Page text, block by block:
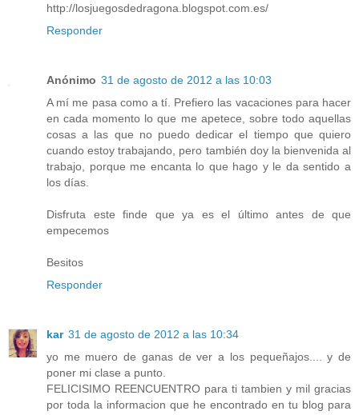
http://losjuegosdedragona.blogspot.com.es/
Responder
Anónimo 31 de agosto de 2012 a las 10:03
A mí me pasa como a tí. Prefiero las vacaciones para hacer
en cada momento lo que me apetece, sobre todo aquellas
cosas a las que no puedo dedicar el tiempo que quiero
cuando estoy trabajando, pero también doy la bienvenida al
trabajo, porque me encanta lo que hago y le da sentido a
los días.
Disfruta este finde que ya es el último antes de que
empecemos
Besitos
Responder
kar 31 de agosto de 2012 a las 10:34
yo me muero de ganas de ver a los pequeñajos.... y de
poner mi clase a punto.
FELICISIMO REENCUENTRO para ti tambien y mil gracias
por toda la informacion que he encontrado en tu blog para